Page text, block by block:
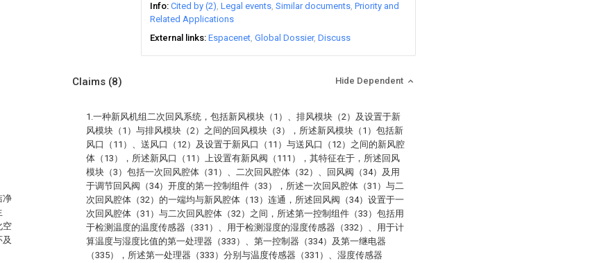
Info Cited by (2) Legal events Similar documents Priority and
Related Applications
External links Espacenet Global Dossier Discuss
净
空
Claims (8) Hide Dependent
1.一种新风机组二次回风系统，包括新风模块（1）、排风模块（2）及设置于新
风模块（1）与排风模块（2）之间的回风模块（3），所述新风模块（1）包括新
风口（11）、送风口（12）及设置于新风口（11）与送风口（12）之间的新风腔
体（13），所述新风口（11）上设置有新风阀（111），其特征在于，所述回风
模块（3）包括一次回风腔体（31）、二次回风腔体（32）、回风阀（34）及用
于调节回风阀（34）开度的第一控制组件（33），所述一次回风腔体（31）与二
次回风腔体（32）的一端均与新风腔体（13）连通，所述回风阀（34）设置于一
次回风腔体（31）与二次回风腔体（32）之间，所述第一控制组件（33）包括用
于检测温度的温度传感器（331）、用于检测湿度的湿度传感器（332）、用于计
算温度与湿度比值的第一处理器（333）、第一控制器（334）及第一继电器
（335），所述第一处理器（333）分别与温度传感器（331）、湿度传感器